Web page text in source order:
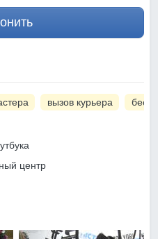
вызов курьера
центр